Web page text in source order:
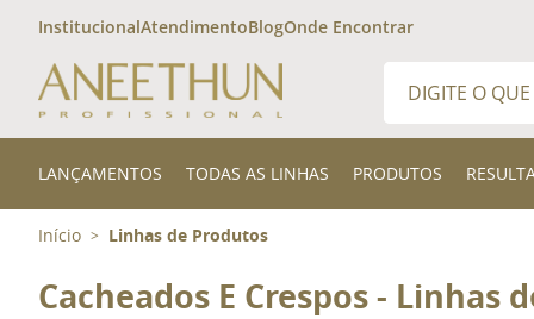
InstitucionalAtendimentoBlogOnde Encontrar
LANÇAMENTOS TODAS AS LINHAS PRODUTOS
Início > Linhas de Produtos
Cacheados E Crespos - Linhas
300ml